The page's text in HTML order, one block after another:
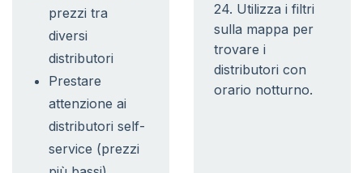
prezzi tra
diversi
distributori
Prestare
attenzione ai
distributori self-
service (prezzi
24. Utilizza i filtri
sulla mappa per
trovare i
distributori con
orario notturno.